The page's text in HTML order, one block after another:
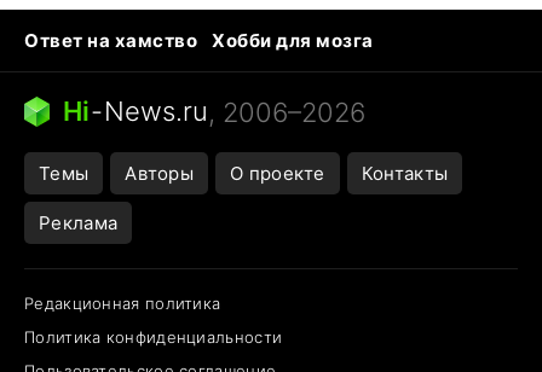
Ответ на хамство
Хобби для мозга
Бензин 100 и 95
Тунцы в океанариуме
Следующая пандемия
Hi-News.ru, 2006–2026
Темы Авторы О проекте Контакты
Реклама
Редакционная политика
Политика конфиденциальности